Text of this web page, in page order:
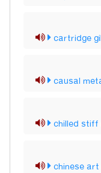
cartridge
causal
chilled stiff
chinese